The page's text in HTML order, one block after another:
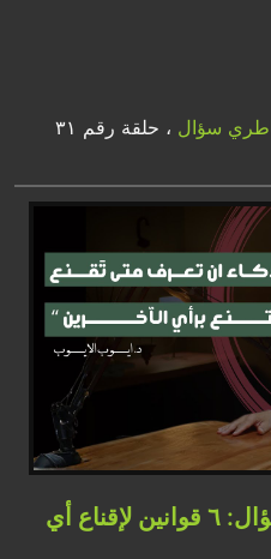
سؤال ، حلقة رقم ٣١
بودكاست في خاطري سؤال: ٦ قوانين لإقناع أي